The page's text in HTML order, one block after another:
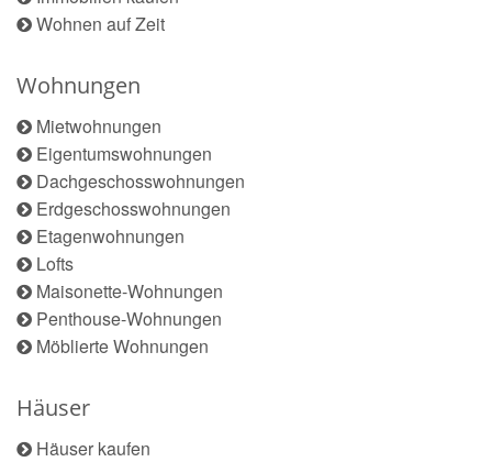
Wohnen auf Zeit
Wohnungen
Mietwohnungen
Eigentumswohnungen
Dachgeschosswohnungen
Erdgeschosswohnungen
Etagenwohnungen
Lofts
Maisonette-Wohnungen
Penthouse-Wohnungen
Möblierte Wohnungen
Häuser
Häuser kaufen